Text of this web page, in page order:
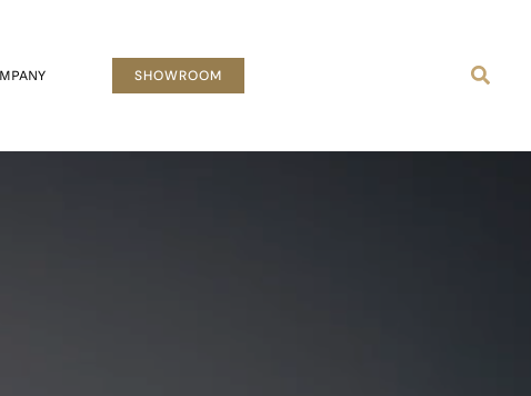
SHOWROOM